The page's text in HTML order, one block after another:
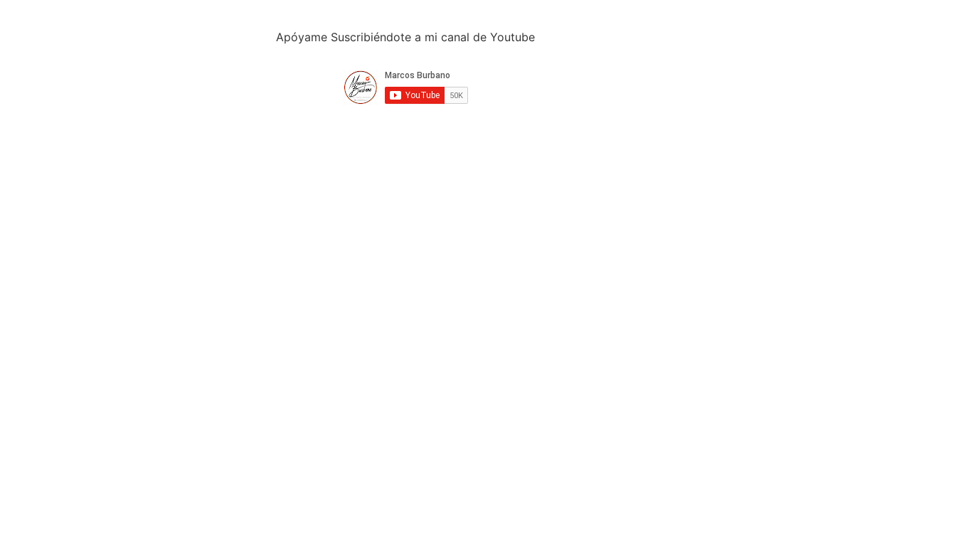
Apóyame Suscribiéndote a mi canal de Youtube